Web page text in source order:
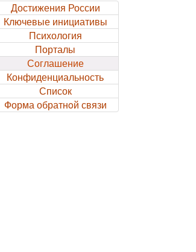
Достижения России
Ключевые инициативы
Психология
Порталы
Соглашение
Конфиденциальность
Список
Форма обратнoй связи